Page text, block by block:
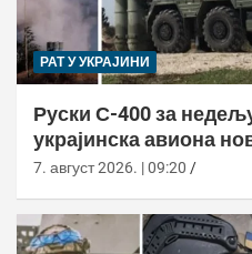
РАТ У УКРАЈИНИ
Руски С-400 за
украјинска авиона
7. август 2026. | 09:20